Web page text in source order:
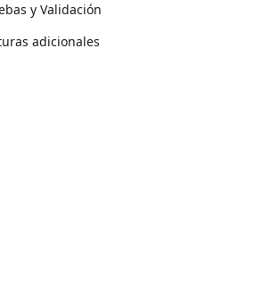
y Validación
adicionales